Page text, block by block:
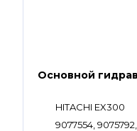
Основной
HITACHI EX300
9077554,